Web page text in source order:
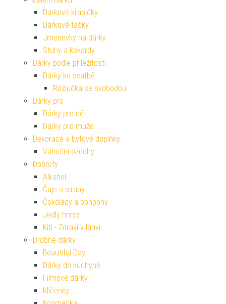
Dárkové krabičky
Dárkové tašky
Jmenovky na dárky
Stuhy a kokardy
Dárky podle příležitosti
Dárky ke svatbě
Rozlučka se svobodou
Dárky pro
Dárky pro děti
Dárky pro muže
Dekorace a bytové doplňky
Vánoční ozdoby
Dobroty
Alkohol
Čaje a sirupy
Čokolády a bonbóny
Jedlý hmyz
Kitl - Zdraví v láhvi
Drobné dárky
Beautiful Day
Dárky do kuchyně
Filmové dárky
Klíčenky